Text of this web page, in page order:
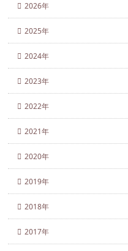
2026年
2025年
2024年
2023年
2022年
2021年
2020年
2019年
2018年
2017年